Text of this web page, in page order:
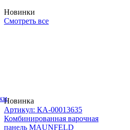
Новинки
Смотреть все
Новинка
Артикул: КА-00013635
Комбинированная варочная
панель MAUNFELD